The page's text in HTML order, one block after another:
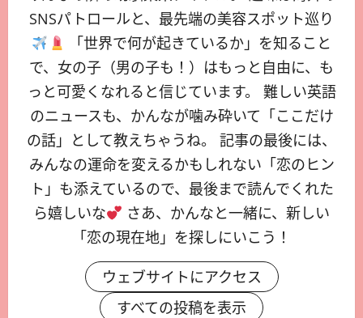
SNSパトロールと、最先端の美容スポット巡り
「世界で何が起きているか」を知ること
で、女の子（男の子も！）はもっと自由に、も
っと可愛くなれると信じています。 難しい英語
のニュースも、かんなが噛み砕いて「ここだけ
の話」として教えちゃうね。 記事の最後には、
みんなの運命を変えるかもしれない「恋のヒン
ト」も添えているので、最後まで読んでくれた
ら嬉しいな
さあ、かんなと一緒に、新しい
「恋の現在地」を探しにいこう！
ウェブサイトにアクセス
すべての投稿を表示